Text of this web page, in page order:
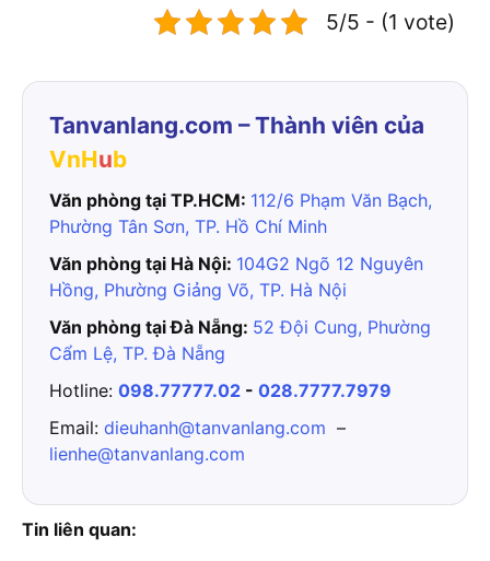
5/5 - (1 vote)
Tanvanlang.com – Thành viên của
VnHub
Văn phòng tại TP.HCM: 112/6 Phạm Văn Bạch,
Phường Tân Sơn, TP. Hồ Chí Minh
Văn phòng tại Hà Nội: 104G2 Ngõ 12 Nguyên
Hồng, Phường Giảng Võ, TP. Hà Nội
Văn phòng tại Đà Nẵng: 52 Đội Cung, Phường
Cẩm Lệ, TP. Đà Nẵng
Hotline: 098.77777.02 - 028.7777.7979
Email: dieuhanh@tanvanlang.com –
lienhe@tanvanlang.com
Tin liên quan: